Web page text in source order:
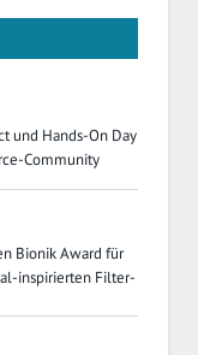
und Hands-On Day
Community
Bionik Award für
inspirierten Filter-